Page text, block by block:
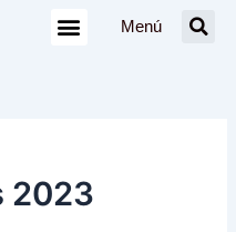
Menú
2023